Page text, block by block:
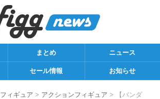
まとめ ニュース
セール情報 お知らせ
フィギュア > アクションフィギュア > 【バンダ